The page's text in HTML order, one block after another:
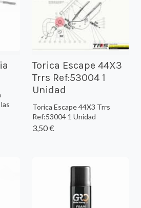
Torica Escape 44X3
Trrs Ref:53004 1
Unidad
Torica Escape 44X3 Trrs
Ref:53004 1 Unidad
3,50 €